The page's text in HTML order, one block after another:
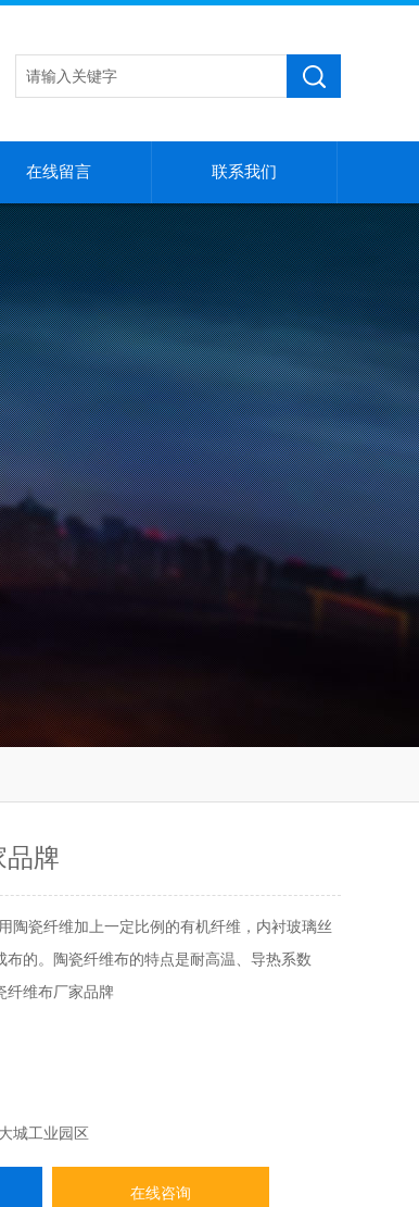
在线留言 联系我们
品牌
陶瓷纤维加上一定比例的有机纤维，内衬玻璃丝
布的。陶瓷纤维布的特点是耐高温、导热系数
纤维布厂家品牌
城工业园区
在线咨询